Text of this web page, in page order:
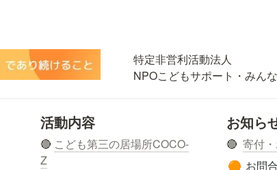
特定非営利活動法人
NPOこどもサポート・みん
活動内容
🔴 こども第三の居場所COCO-
Z
お知ら
🔴 寄付
🟠 お問